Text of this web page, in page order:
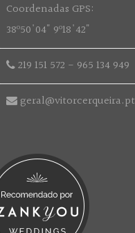
Coordenadas GPS:
38º50'04" 9º18'42"
219 151 572 - 965 134 949
geral@vitorcerqueira.pt